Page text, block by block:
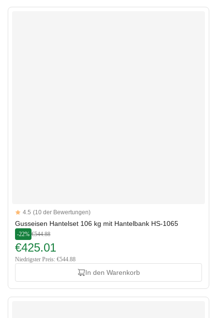
Reviews
4.5 out of 5 stars
4.5 (10 der Bewertungen)
Gusseisen Hantelset 106 kg mit Hantelbank HS-1065
-22% €544.88
€425.01
Niedrigster Preis: €544.88
In den Warenkorb